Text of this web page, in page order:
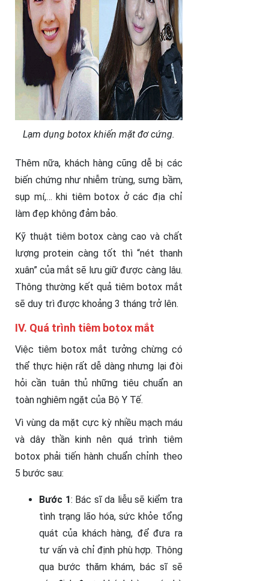
Lạm dụng botox khiến mặt đơ cứng.
Thêm nữa, khách hàng cũng dễ bị các
biến chứng như nhiễm trùng, sưng bầm,
sụp mí,… khi tiêm botox ở các địa chỉ
làm đẹp không đảm bảo.
Kỹ thuật tiêm botox càng cao và chất
lượng protein càng tốt thì “nét thanh
xuân” của mắt sẽ lưu giữ được càng lâu.
Thông thường kết quả tiêm botox mắt
sẽ duy trì được khoảng 3 tháng trở lên.
IV. Quá trình tiêm botox mắt
Việc tiêm botox mắt tưởng chừng có
thể thực hiện rất dễ dàng nhưng lại đòi
hỏi cần tuân thủ những tiêu chuẩn an
toàn nghiêm ngặt của Bộ Y Tế.
Vì vùng da mặt cực kỳ nhiều mạch máu
và dây thần kinh nên quá trình tiêm
botox phải tiến hành chuẩn chỉnh theo
5 bước sau:
Bước 1: Bác sĩ da liễu sẽ kiểm tra
tình trạng lão hóa, sức khỏe tổng
quát của khách hàng, để đưa ra
tư vấn và chỉ định phù hợp. Thông
qua bước thăm khám, bác sĩ sẽ